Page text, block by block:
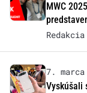
MWC
Redakcia
7. marca
Vyskúšali